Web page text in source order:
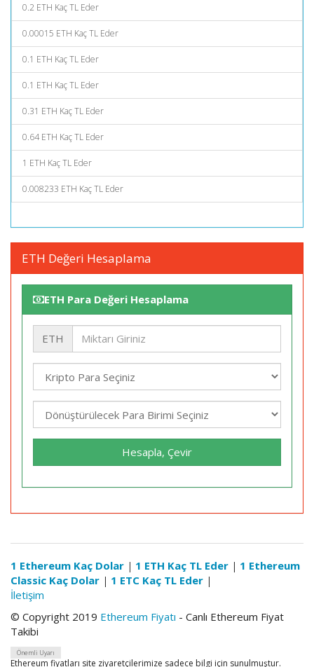
0.2 ETH Kaç TL Eder
0.00015 ETH Kaç TL Eder
0.1 ETH Kaç TL Eder
0.1 ETH Kaç TL Eder
0.31 ETH Kaç TL Eder
0.64 ETH Kaç TL Eder
1 ETH Kaç TL Eder
0.008233 ETH Kaç TL Eder
ETH Değeri Hesaplama
ETH Para Değeri Hesaplama
ETH
Hesapla, Çevir
1 Ethereum Kaç Dolar | 1 ETH Kaç TL Eder | 1 Ethereum
Classic Kaç Dolar | 1 ETC Kaç TL Eder |
İletişim
© Copyright 2019 Ethereum Fiyatı - Canlı Ethereum Fiyat
Takibi
Önemli Uyarı
Ethereum fiyatları site ziyaretçilerimize sadece bilgi için sunulmuştur.